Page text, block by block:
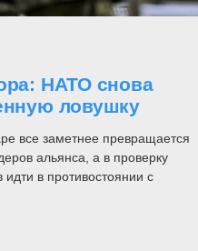
НАТО снова
ловушку
все заметнее превращается
альянса, а в проверку
идти в противостоянии с